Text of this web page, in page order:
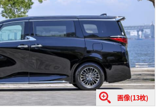
画像(13枚)